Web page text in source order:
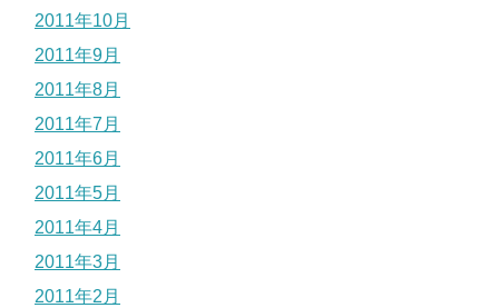
2011年10月
2011年9月
2011年8月
2011年7月
2011年6月
2011年5月
2011年4月
2011年3月
2011年2月